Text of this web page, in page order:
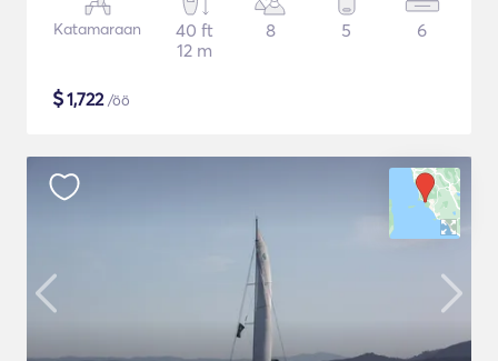
Katamaraan
40 ft
12 m
8 5 6
$1,722/öö